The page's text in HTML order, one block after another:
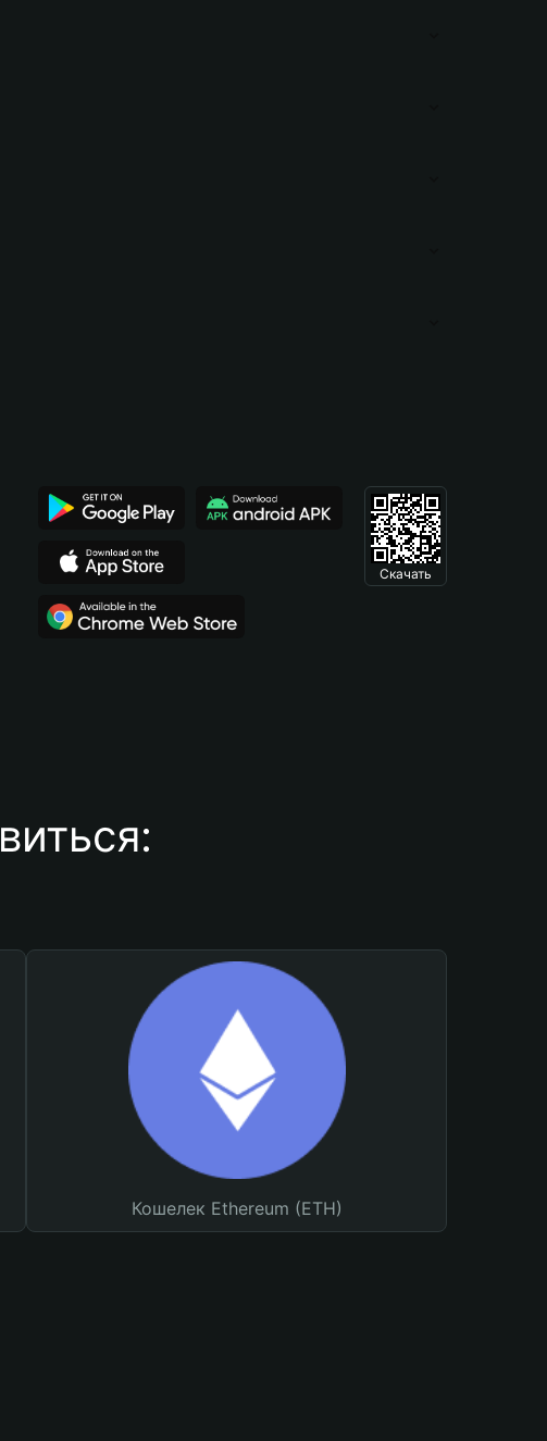
Скачать
Кошелек Ethereum (ETH)